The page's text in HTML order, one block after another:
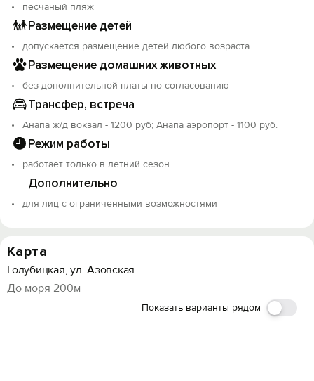
песчаный пляж
Размещение детей
допускается размещение детей любого возраста
Размещение домашних животных
без дополнительной платы по согласованию
Трансфер, встреча
Анапа ж/д вокзал - 1200 руб; Анапа аэропорт - 1100 руб.
Режим работы
работает только в летний сезон
Дополнительно
для лиц с ограниченными возможностями
Карта
Голубицкая, ул. Азовская
До моря 200м
Показать варианты рядом